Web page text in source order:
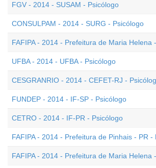
FGV - 2014 - SUSAM - Psicólogo
CONSULPAM - 2014 - SURG - Psicólogo
FAFIPA - 2014 - Prefeitura de Maria Helena
UFBA - 2014 - UFBA - Psicólogo
CESGRANRIO - 2014 - CEFET-RJ -
FUNDEP - 2014 - IF-SP - Psicólogo
CETRO - 2014 - IF-PR - Psicólogo
FAFIPA - 2014 - Prefeitura de Pinhais - PR -
FAFIPA - 2014 - Prefeitura de Maria Helena